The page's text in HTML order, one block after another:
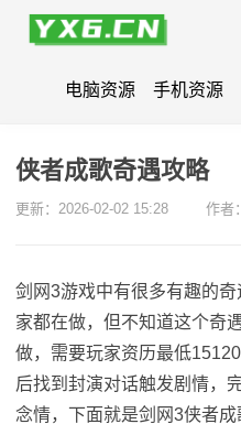
电脑资源 手机资源
侠者成歌奇遇攻略
更新：2026-02-02 15:28 作者
剑网3游戏中有很多有趣的
家都在做，但不知道这个奇
做，需要玩家资历最低
后找到封演对话触发剧情，
念情，下面就是剑网3侠者